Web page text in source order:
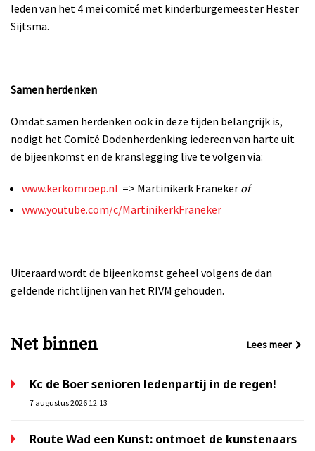
leden van het 4 mei comité met kinderburgemeester Hester
Sijtsma.
Samen herdenken
Omdat samen herdenken ook in deze tijden belangrijk is,
nodigt het Comité Dodenherdenking iedereen van harte uit
de bijeenkomst en de kranslegging live te volgen via:
www.kerkomroep.nl => Martinikerk Franeker of
www.youtube.com/c/MartinikerkFraneker
Uiteraard wordt de bijeenkomst geheel volgens de dan
geldende richtlijnen van het RIVM gehouden.
Net binnen Lees meer
Kc de Boer senioren ledenpartij in de regen!
7 augustus 2026 12:13
Route Wad een Kunst: ontmoet de kunstenaars